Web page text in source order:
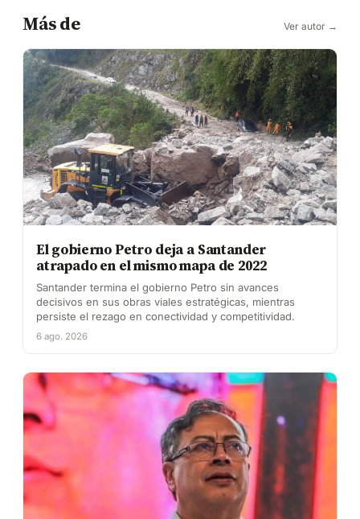
Más de Ver autor →
El gobierno Petro deja a Santander
atrapado en el mismo mapa de 2022
Santander termina el gobierno Petro sin avances
decisivos en sus obras viales estratégicas, mientras
persiste el rezago en conectividad y competitividad.
6 ago. 2026